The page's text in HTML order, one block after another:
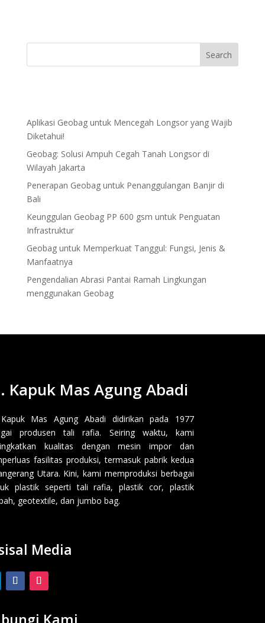
Aplikasi Geobag untuk Mencegah Longsor yang Wajib
Diketahui!
Geobag: Solusi Ampuh Cegah Tanah Longsor di
Wilayah Jakarta
Penerapan Geobag untuk Penanggulangan Banjir di
Bali
Keunggulan Geobag PP 600 gsm untuk Penguatan
Infrastruktur
Geobag untuk Memperkuat Tanggul: Fungsi, Jenis &
Manfaatnya
Pengendalian Abrasi Pantai Ramah Lingkungan
menggunakan Geobag
Kapuk Mas Agung Abadi
Mas Agung Abadi didirikan pada 1977
produsen tali rafia. Seiring waktu, kami
kualitas dengan mesin impor dan
fasilitas produksi, termasuk pabrik kedua
Utara. Kini, kami memproduksi berbagai
plastik seperti tali rafia, plastik cor, plastik
geotextile, dan jumbo bag.
Media